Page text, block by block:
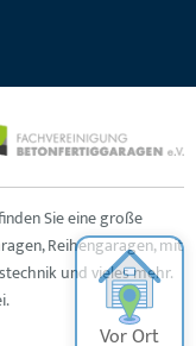
Sie eine große
Reihengaragen, mit
und vieles mehr.
Vor Ort